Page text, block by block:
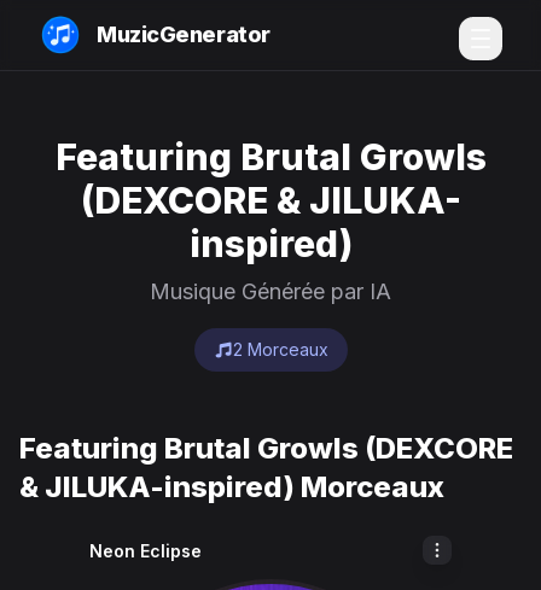
MuzicGenerator
Featuring Brutal Growls
(DEXCORE & JILUKA-
inspired)
Musique Générée par IA
2 Morceaux
Featuring Brutal Growls (DEXCORE
& JILUKA-inspired) Morceaux
Neon Eclipse